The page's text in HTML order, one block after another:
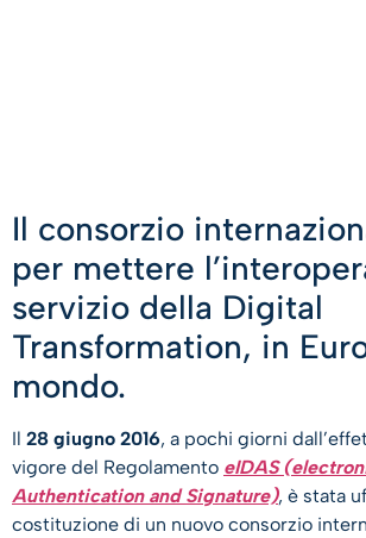
Il consorzio
per mettere
servizio della Digital
Transformation, in
mondo.
Il 28 giugno 2016, a pochi giorni
vigore del Regolamento eIDAS
Authentication and Signature), è stata
costituzione di un nuovo consorzio